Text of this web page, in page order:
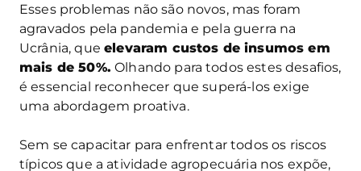
Esses problemas não são novos, mas foram
agravados pela pandemia e pela guerra na
Ucrânia, queelevaram custos de insumos em
mais de 50%. Olhando para todos estes desafios,
é essencial reconhecer que superá-los exige
uma abordagem proativa.
Sem se capacitar para enfrentar todos os riscos
típicos que a atividade agropecuária nos expõe,